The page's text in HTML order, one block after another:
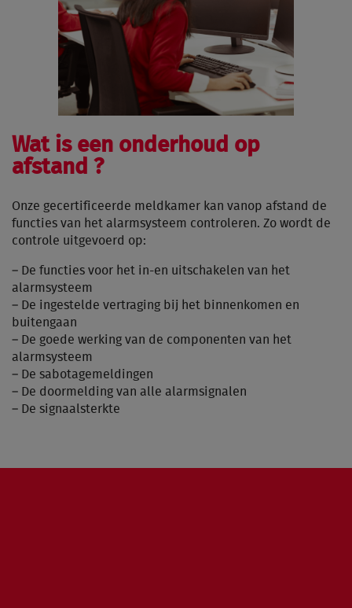
Wat is een onderhoud op
afstand ?
Onze gecertificeerde meldkamer kan vanop afstand de
functies van het alarmsysteem controleren. Zo wordt de
controle uitgevoerd op:
– De functies voor het in-en uitschakelen van het
alarmsysteem
– De ingestelde vertraging bij het binnenkomen en
buitengaan
– De goede werking van de componenten van het
alarmsysteem
– De sabotagemeldingen
– De doormelding van alle alarmsignalen
– De signaalsterkte